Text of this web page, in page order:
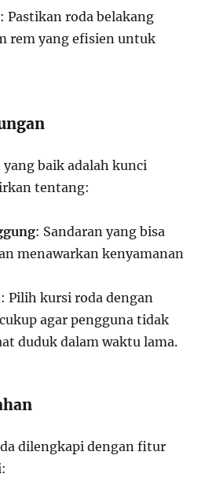
: Pastikan roda belakang
rem yang efisien untuk
baik adalah kunci
tentang:
: Sandaran yang bisa
menawarkan kenyamanan
: Pilih kursi roda dengan
agar pengguna tidak
duduk dalam waktu lama.
dilengkapi dengan fitur